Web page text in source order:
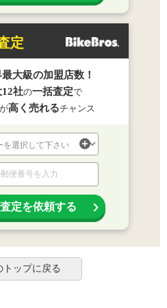
定
大級の加盟店数！
社の一括査定で
高く売れるチャンス
定を依頼する
トップに戻る